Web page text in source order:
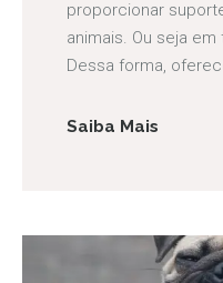
proporcionar
animais. Ou seja
Dessa forma,
Saiba Mais